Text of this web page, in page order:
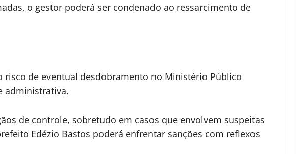
o gestor poderá ser condenado ao ressarcimento de
risco de eventual desdobramento no Ministério Público
administrativa.
de controle, sobretudo em casos que envolvem suspeitas
Edézio Bastos poderá enfrentar sanções com reflexos